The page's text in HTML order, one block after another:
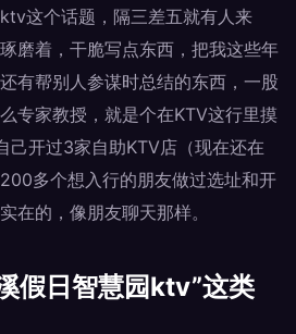
这个话题，隔三差五就有人来
磨着，干脆写点东西，把我这些年
有帮别人参谋时总结的东西，一股
专家教授，就是个在KTV这行里摸
己开过3家自助KTV店（现在还在
多个想入行的朋友做过选址和开
在的，像朋友聊天那样。
假日智慧园ktv”这类